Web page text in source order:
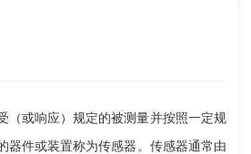
（或响应）规定的被测量并按照一定规
器件或装置称为传感器。传感器通常由